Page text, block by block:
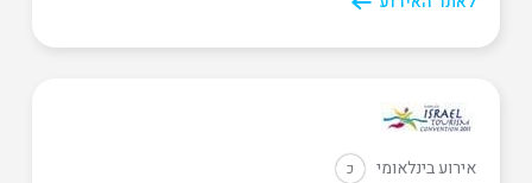
אירוע בינלאומי כ